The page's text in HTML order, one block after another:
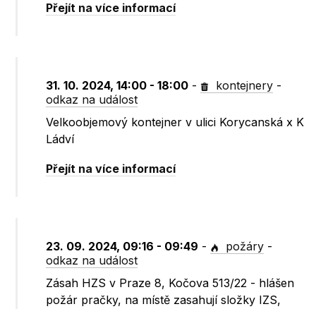
Přejít na více informací
31. 10. 2024, 14:00 - 18:00 - kontejnery -
odkaz na událost
Velkoobjemový kontejner v ulici Korycanská x K
Ládví
Přejít na více informací
23. 09. 2024, 09:16 - 09:49 - požáry -
odkaz na událost
Zásah HZS v Praze 8, Kočova 513/22 - hlášen
požár pračky, na místě zasahují složky IZS,